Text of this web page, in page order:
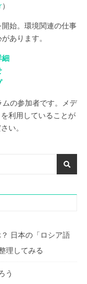
）
始。環境関連の仕事
あります。
細
の参加者です。メデ
利用していることが
い。
日本の「ロシア語
理してみる
う